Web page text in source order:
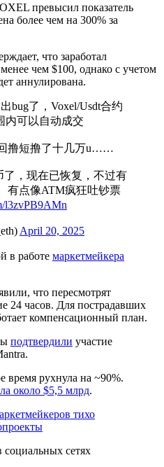
превысил показатель
более чем на 300% за
что заработал
чем $100, однако с учетом
аннулирована.
bug了，Voxel/Usdt合约
内可以自动成交
撸短撸了十几万u……
了，现在已恢复，不过有
有点像ATM疯狂吐钞票
l3zvPB9AMn
April 20, 2025
в работе маркетмейкера
что пересмотрят
24 часов. Для пострадавших
компенсационный план.
подтвердили участие
время рухнула на ~90%.
около $5,5 млрд.
тихо
сетях